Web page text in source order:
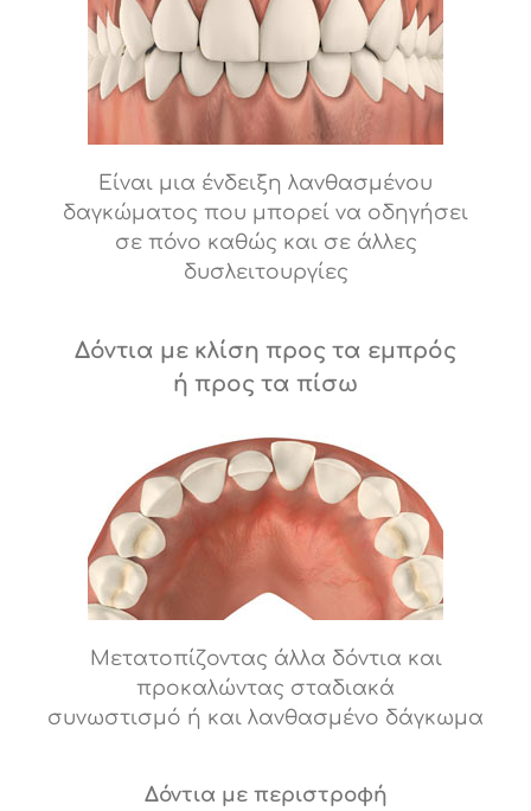
Είναι μια ένδειξη λανθασμένου
δαγκώματος που μπορεί να οδηγήσει
σε πόνο καθώς και σε άλλες
δυσλειτουργίες
Δόντια με κλίση προς τα εμπρός
ή προς τα πίσω
Μετατοπίζοντας άλλα δόντια και
προκαλώντας σταδιακά
συνωστισμό ή και λανθασμένο δάγκωμα
Δόντια με περιστροφή